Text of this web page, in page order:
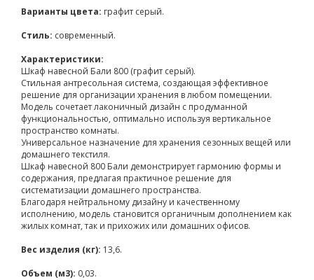
Варианты цвета: графит серый.
Стиль: современный.
Характеристики:
Шкаф навесной Бали 800 (графит серый).
Стильная антресольная система, создающая эффективное
решение для организации хранения в любом помещении.
Модель сочетает лаконичный дизайн с продуманной
функциональностью, оптимально используя вертикальное
пространство комнаты.
Универсальное назначение для хранения сезонных вещей или
домашнего текстиля.
Шкаф навесной 800 Бали демонстрирует гармонию формы и
содержания, предлагая практичное решение для
систематизации домашнего пространства.
Благодаря нейтральному дизайну и качественному
исполнению, модель становится органичным дополнением как
жилых комнат, так и прихожих или домашних офисов.
Вес изделия (кг): 13,6.
Объем (м3): 0,03.